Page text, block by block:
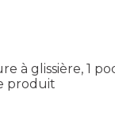
à glissière, 1
produit